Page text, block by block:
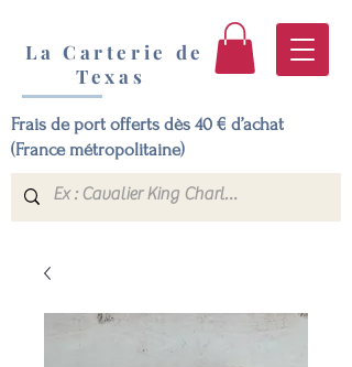
La Carterie de
Texas
Frais de port offerts dès 40 € d’achat
(France métropolitaine)